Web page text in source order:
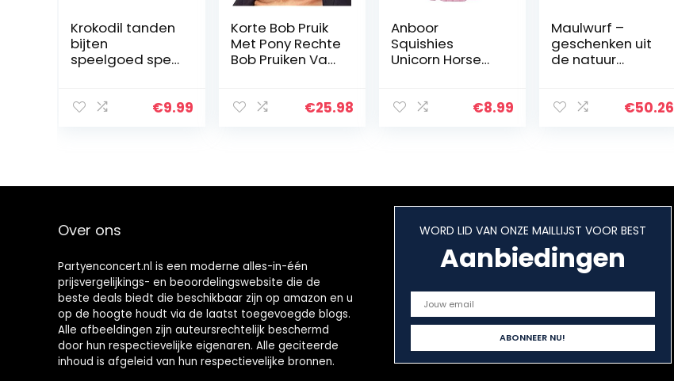
Krokodil tanden
bijten
speelgoed spel
spelletjes
€9.99
Korte Bob Pruik
Met Pony Rechte
Bob Pruiken Van
Geen Lace Front
€25.98
Anboor
Squishies
Unicorn Horse
Squeeze Toys
€8.99
Maulwurf –
geschenken uit
de natuur
lichaam
€50.26
Over ons
Partyenconcert.nl is een moderne alles-in-één
prijsvergelijkings- en beoordelingswebsite die de
beste deals biedt die beschikbaar zijn op amazon en u
op de hoogte houdt via de laatst toegevoegde blogs.
Alle afbeeldingen zijn auteursrechtelijk beschermd
door hun respectievelijke eigenaren. Alle geciteerde
inhoud is afgeleid van hun respectievelijke bronnen.
WORD LID VAN ONZE MAILLIJST VOOR BEST
Aanbiedingen